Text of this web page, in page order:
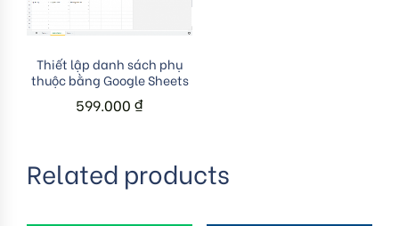
Add to cart
Thiết lập danh sách phụ
thuộc bằng Google Sheets
599.000₫
Related products